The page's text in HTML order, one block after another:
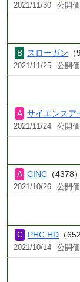
2021/11/30 公開
スローガン
2021/11/25 公開
サイエンスア
2021/11/24 公開
CINC （4378）
2021/10/26 公開
PHC HD （
2021/10/14 公開